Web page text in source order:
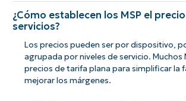
¿Cómo establecen los MSP el
servicios?
Los precios pueden ser por dispositivo,
agrupada por niveles de servicio. Muchos
precios de tarifa plana para simplificar la
mejorar los márgenes.